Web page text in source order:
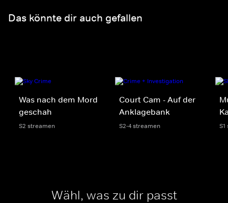
Das könnte dir auch gefallen
Was nach dem Mord
geschah
S2 streamen
Court Cam - Auf der
Anklagebank
S2-4 streamen
Wähl, was zu dir passt